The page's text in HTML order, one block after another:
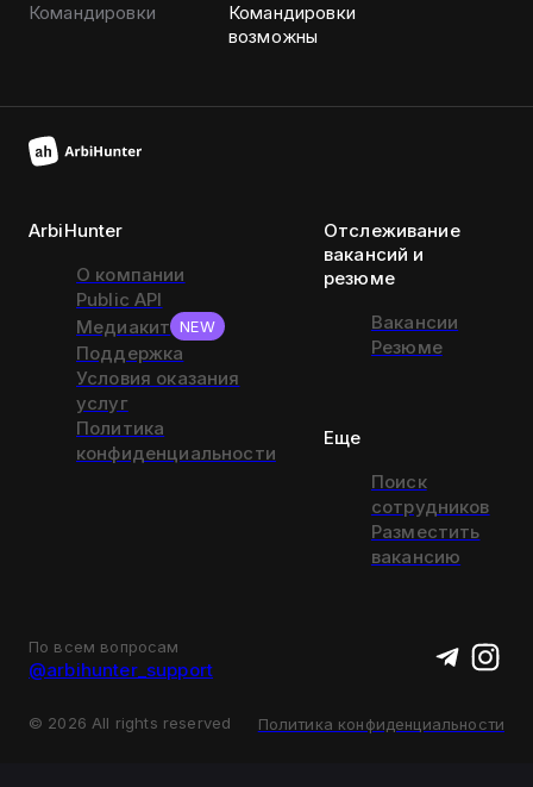
Командировки
Командировки
возможны
ArbiHunter
О компании
Public API
Медиакит NEW
Поддержка
Условия оказания
услуг
Политика
конфиденциальности
Отслеживание
вакансий и
резюме
Вакансии
Резюме
Еще
Поиск
сотрудников
Разместить
вакансию
По всем вопросам
@arbihunter_support
© 2026 All rights reserved Политика конфиденциальности